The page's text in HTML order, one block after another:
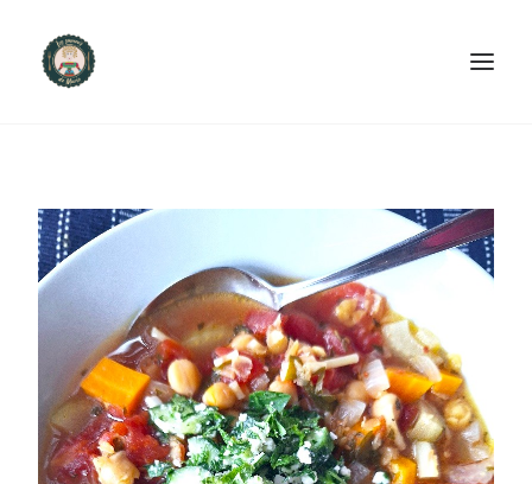
PRODUITS ET SERVICES
NOUS CONTACTER
RECETTES
SEARCH